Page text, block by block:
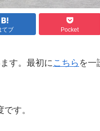
てブ Pocket
す。最初にこちら を一
す。